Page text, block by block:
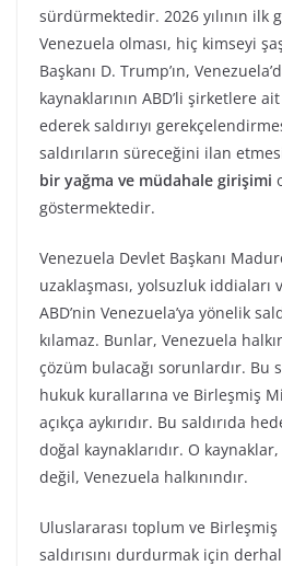
sürdürmektedir. 2026 yılının ilk
Venezuela olması, hiç kimseyi
Başkanı D. Trump’ın,
kaynaklarının ABD’li şirketlere
ederek saldırıyı
saldırıların süreceğini ilan
bir yağma ve müdahale girişimi
göstermektedir.
Venezuela Devlet Başkanı
uzaklaşması, yolsuzluk iddiaları
ABD’nin Venezuela’ya yönelik
kılamaz. Bunlar, Venezuela
çözüm bulacağı sorunlardır. Bu
hukuk kurallarına ve Birleşmiş
açıkça aykırıdır. Bu saldırıda
doğal kaynaklarıdır. O
değil, Venezuela halkınındır.
Uluslararası toplum ve
saldırısını durdurmak için